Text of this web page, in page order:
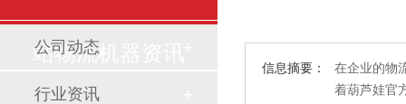
信息摘要：
在企业的物
着葫芦娃官
站物流机器资讯
公司动态
行业资讯